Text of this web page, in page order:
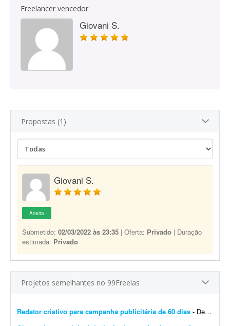
Freelancer vencedor
Giovani S.
Propostas (1)
Giovani S.
Aceita
Submetido: 02/03/2022 às 23:35 | Oferta: Privado | Duração
estimada: Privado
Projetos semelhantes no 99Freelas
Redator criativo para campanha publicitária de 60 dias - Desenvolver supervisão editorial, definição de objetivos, escrita de títulos e blocos de texto e definição do estilo de campanha para uma campanha publicit...